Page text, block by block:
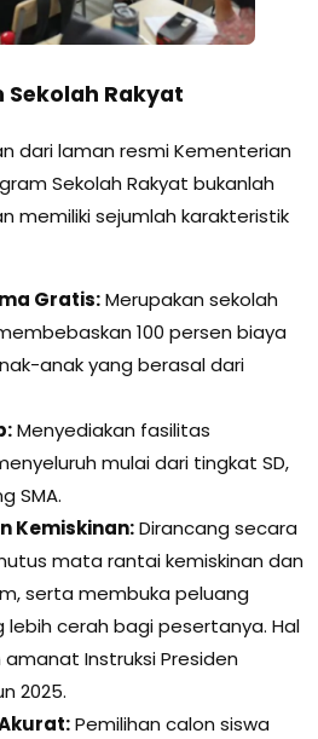
Sekolah Rakyat
dari laman resmi Kementerian
Sekolah Rakyat bukanlah
memiliki sejumlah karakteristik
Gratis:Merupakan sekolah
100 persen biaya
anak yang berasal dari
Menyediakan fasilitas
mulai dari tingkat SD,
SMA.
Kemiskinan:Dirancang secara
mata rantai kemiskinan dan
serta membuka peluang
cerah bagi pesertanya. Hal
Instruksi Presiden
2025.
Pemilihan calon siswa